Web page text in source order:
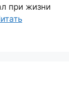
при жизни